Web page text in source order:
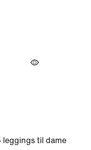
leggings til dame